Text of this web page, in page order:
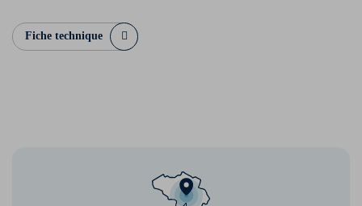
Fiche technique